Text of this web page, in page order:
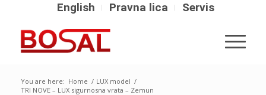
English Pravna lica Servis
You are here: Home / LUX model /
TRI NOVE – LUX sigurnosna vrata – Zemun